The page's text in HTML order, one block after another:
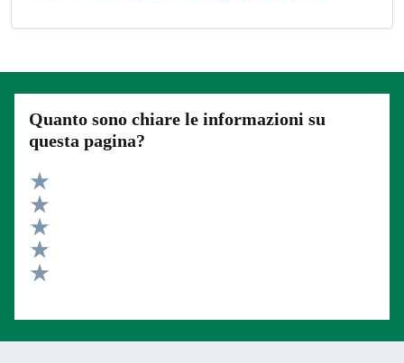
Quanto sono chiare le informazioni su
questa pagina?
Valuta 5 stelle su 5
Valuta 4 stelle su 5
Valuta 3 stelle su 5
Valuta 2 stelle su 5